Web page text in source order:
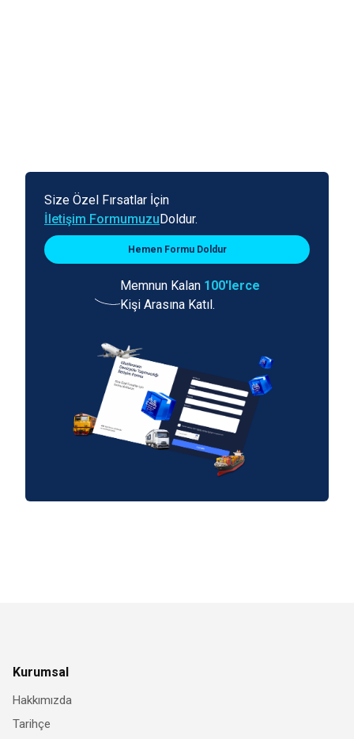
Size Özel Fırsatlar İçin
İletişim Formumuzu Doldur.
Hemen Formu Doldur
Memnun Kalan 100'lerce
Kişi Arasına Katıl.
Kurumsal
Hakkımızda
Tarihçe